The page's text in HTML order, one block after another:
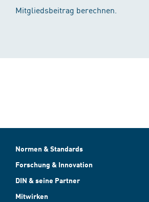
Mitgliedsbeitrag berechnen.
Normen & Standards
Forschung & Innovation
DIN & seine Partner
Mitwirken